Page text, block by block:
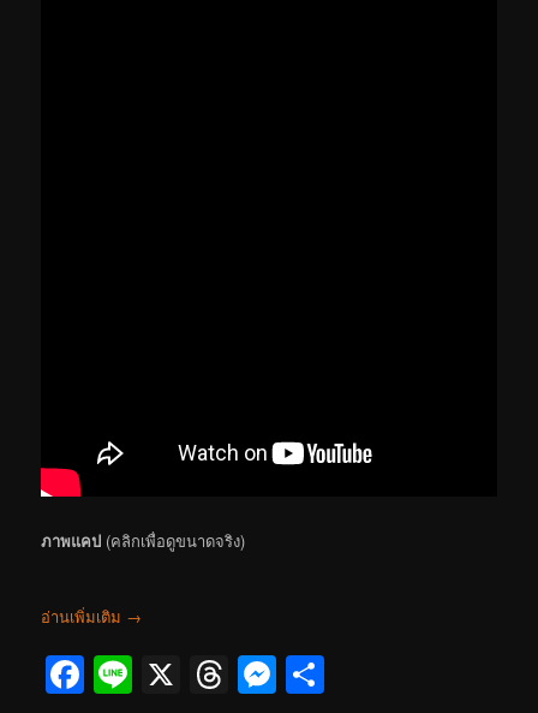
ภาพแคป (คลิกเพื่อดูขนาดจริง)
อ่านเพิ่มเติม →
Facebook
Line
X Threads
Messenger